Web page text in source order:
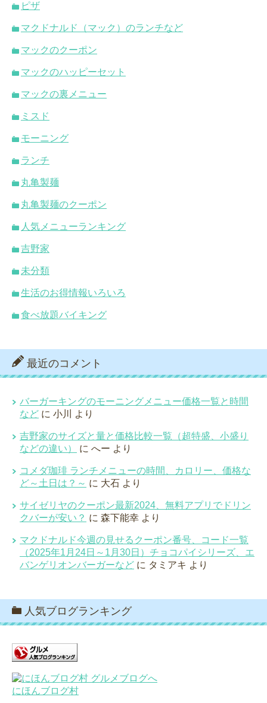
ピザ
マクドナルド（マック）のランチなど
マックのクーポン
マックのハッピーセット
マックの裏メニュー
ミスド
モーニング
ランチ
丸亀製麺
丸亀製麺のクーポン
人気メニューランキング
吉野家
未分類
生活のお得情報いろいろ
食べ放題バイキング
最近のコメント
バーガーキングのモーニングメニュー価格一覧と時間
など に 小川 より
吉野家のサイズと量と価格比較一覧（超特盛、小盛り
などの違い）
に へー より
コメダ珈琲 ランチメニューの時間、カロリー、価格な
ど～土日は？～ に 大石 より
サイゼリヤのクーポン最新2024、無料アプリでドリン
クバーが安い？ に 森下能幸 より
マクドナルド今週の見せるクーポン番号、コード一覧
（2025年1月24日～1月30日）チョコパイシリーズ、エ
バンゲリオンバーガーなど に タミアキ より
人気ブログランキング
にほんブログ村